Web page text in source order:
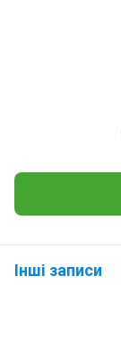
Інші записи